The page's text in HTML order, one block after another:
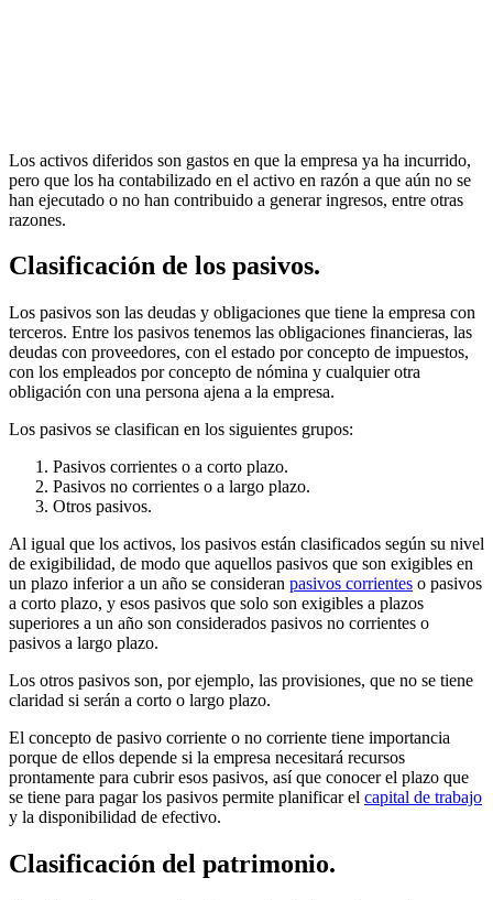
Los activos diferidos son gastos en que la empresa ya ha incurrido,
pero que los ha contabilizado en el activo en razón a que aún no se
han ejecutado o no han contribuido a generar ingresos, entre otras
razones.
Clasificación de los pasivos.
Los pasivos son las deudas y obligaciones que tiene la empresa con
terceros. Entre los pasivos tenemos las obligaciones financieras, las
deudas con proveedores, con el estado por concepto de impuestos,
con los empleados por concepto de nómina y cualquier otra
obligación con una persona ajena a la empresa.
Los pasivos se clasifican en los siguientes grupos:
Pasivos corrientes o a corto plazo.
Pasivos no corrientes o a largo plazo.
Otros pasivos.
Al igual que los activos, los pasivos están clasificados según su nivel
de exigibilidad, de modo que aquellos pasivos que son exigibles en
un plazo inferior a un año se consideran pasivos corrientes o pasivos
a corto plazo, y esos pasivos que solo son exigibles a plazos
superiores a un año son considerados pasivos no corrientes o
pasivos a largo plazo.
Los otros pasivos son, por ejemplo, las provisiones, que no se tiene
claridad si serán a corto o largo plazo.
El concepto de pasivo corriente o no corriente tiene importancia
porque de ellos depende si la empresa necesitará recursos
prontamente para cubrir esos pasivos, así que conocer el plazo que
se tiene para pagar los pasivos permite planificar el capital de trabajo
y la disponibilidad de efectivo.
Clasificación del patrimonio.